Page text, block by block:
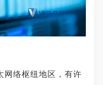
网络枢纽地区，有许